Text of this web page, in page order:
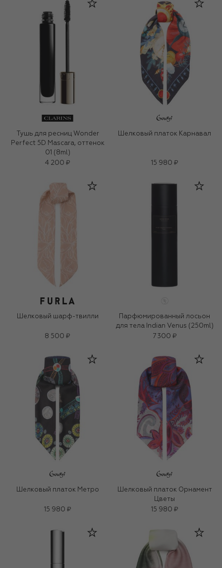
Тушь для ресниц Wonder
Perfect 5D Mascara, оттенок
01 (8ml)
4 200 ₽
Шелковый платок Карнавал
15 980 ₽
Шелковый шарф-твилли
8 500 ₽
Парфюмированный лосьон
для тела Indian Venus (250ml)
7 300 ₽
Шелковый платок Метро
15 980 ₽
Шелковый платок Орнамент
Цветы
15 980 ₽